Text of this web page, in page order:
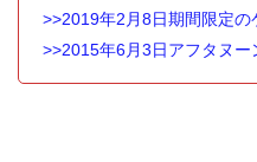
>>2019年2月8日期間限定の
>>2015年6月3日アフタヌー